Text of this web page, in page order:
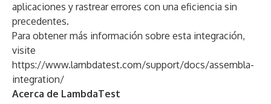
aplicaciones y rastrear errores con una eficiencia sin
precedentes.
Para obtener más información sobre esta integración,
visite
https://www.lambdatest.com/support/docs/assembla-
integration/
Acerca de LambdaTest